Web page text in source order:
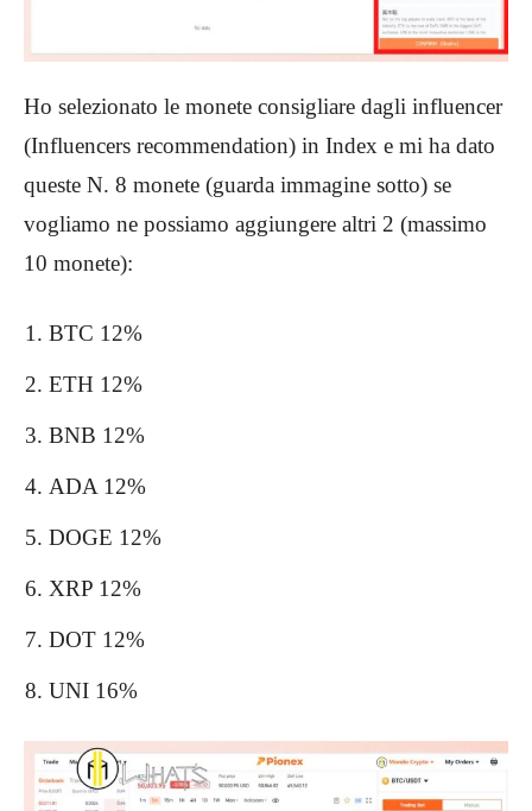
Ho selezionato le monete consigliare dagli influencer
(Influencers recommendation) in Index e mi ha dato
queste N. 8 monete (guarda immagine sotto) se
vogliamo ne possiamo aggiungere altri 2 (massimo
10 monete):
BTC 12%
ETH 12%
BNB 12%
ADA 12%
DOGE 12%
XRP 12%
DOT 12%
UNI 16%